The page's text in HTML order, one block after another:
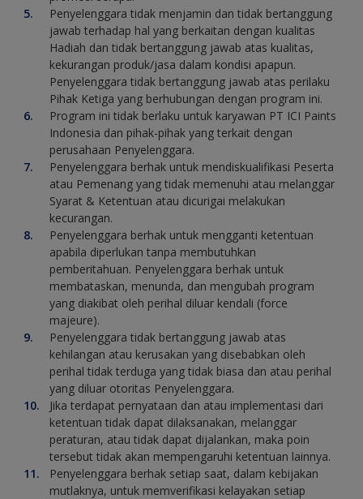
Penyelenggara tidak menjamin dan tidak bertanggung
jawab terhadap hal yang berkaitan dengan kualitas
Hadiah dan tidak bertanggung jawab atas kualitas,
kekurangan produk/jasa dalam kondisi apapun.
Penyelenggara tidak bertanggung jawab atas perilaku
Pihak Ketiga yang berhubungan dengan program ini.
Program ini tidak berlaku untuk karyawan PT ICI Paints
Indonesia dan pihak-pihak yang terkait dengan
perusahaan Penyelenggara.
Penyelenggara berhak untuk mendiskualifikasi Peserta
atau Pemenang yang tidak memenuhi atau melanggar
Syarat & Ketentuan atau dicurigai melakukan
kecurangan.
Penyelenggara berhak untuk mengganti ketentuan
apabila diperlukan tanpa membutuhkan
pemberitahuan. Penyelenggara berhak untuk
membataskan, menunda, dan mengubah program
yang diakibat oleh perihal diluar kendali (force
majeure).
Penyelenggara tidak bertanggung jawab atas
kehilangan atau kerusakan yang disebabkan oleh
perihal tidak terduga yang tidak biasa dan atau perihal
yang diluar otoritas Penyelenggara.
Jika terdapat pernyataan dan atau implementasi dari
ketentuan tidak dapat dilaksanakan, melanggar
peraturan, atau tidak dapat dijalankan, maka poin
tersebut tidak akan mempengaruhi ketentuan lainnya.
Penyelenggara berhak setiap saat, dalam kebijakan
mutlaknya, untuk memverifikasi kelayakan setiap